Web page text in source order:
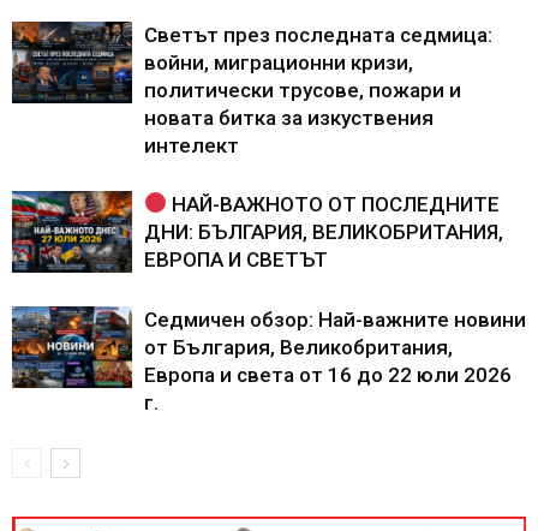
Светът през последната седмица:
войни, миграционни кризи,
политически трусове, пожари и
новата битка за изкуствения
интелект
НАЙ-ВАЖНОТО ОТ ПОСЛЕДНИТЕ
ДНИ: БЪЛГАРИЯ, ВЕЛИКОБРИТАНИЯ,
ЕВРОПА И СВЕТЪТ
Седмичен обзор: Най-важните новини
от България, Великобритания,
Европа и света от 16 до 22 юли 2026
г.